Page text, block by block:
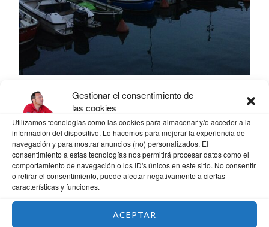
Gestionar el consentimiento de
las cookies
Utilizamos tecnologías como las cookies para almacenar y/o acceder a la
información del dispositivo. Lo hacemos para mejorar la experiencia de
navegación y para mostrar anuncios (no) personalizados. El
consentimiento a estas tecnologías nos permitirá procesar datos como el
comportamiento de navegación o los ID's únicos en este sitio. No consentir
o retirar el consentimiento, puede afectar negativamente a ciertas
características y funciones.
ACEPTAR